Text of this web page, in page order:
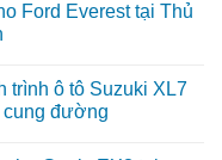
Ford Everest tại Thủ
trình ô tô Suzuki XL7
cung đường